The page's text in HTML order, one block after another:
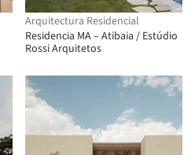
Arquitectura Residencial
Residencia MA – Atibaia / Estúdio
Rossi Arquitetos